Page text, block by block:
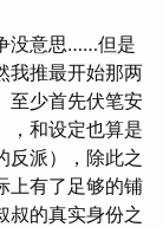
没意思……但是
我推最开始那两
至少首先伏笔安
，和设定也算是
反派），除此之
上有了足够的铺
叔的真实身份之